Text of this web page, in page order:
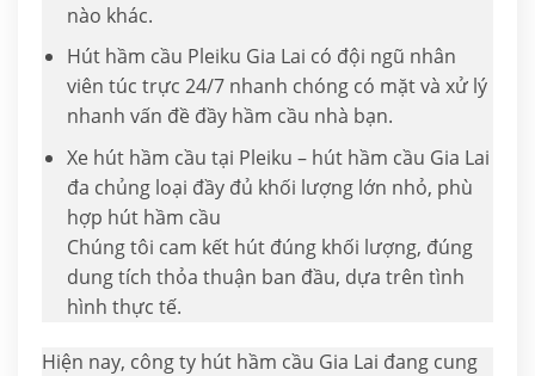
nào khác.
Hút hầm cầu Pleiku Gia Lai có đội ngũ nhân
viên túc trực 24/7 nhanh chóng có mặt và xử lý
nhanh vấn đề đầy hầm cầu nhà bạn.
Xe hút hầm cầu tại Pleiku – hút hầm cầu Gia Lai
đa chủng loại đầy đủ khối lượng lớn nhỏ, phù
hợp hút hầm cầu
Chúng tôi cam kết hút đúng khối lượng, đúng
dung tích thỏa thuận ban đầu, dựa trên tình
hình thực tế.
Hiện nay, công ty hút hầm cầu Gia Lai đang cung